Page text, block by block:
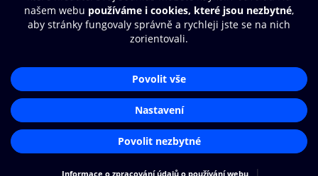
© O2 Czech Republic a.s.
Přístupnost
Zásady zpracování osobních údajů
Nastavení cookies
Aplikace O2 Knihovna
Čti a poslouchej své e-knihy a
audioknihy rychleji a pohodlněji.